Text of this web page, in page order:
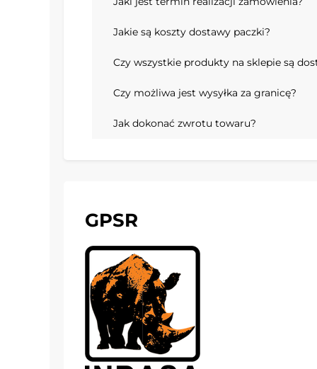
Jakie są koszty dostawy paczki?
Czy wszystkie produkty na sklepie są
Czy możliwa jest wysyłka za granicę?
Jak dokonać zwrotu towaru?
GPSR